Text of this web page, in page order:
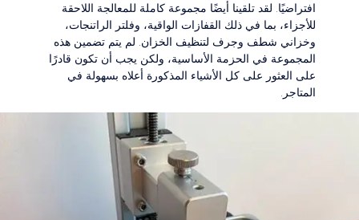
افتراضيًا. لقد تلقينا أيضًا مجموعة كاملة للمعالجة اللاحقة
للأجزاء، بما في ذلك القفازات الواقية، وفلتر الراتنجات،
وخزاني شطف وجرف لتنظيف الخزان. لم يتم تضمين هذه
المجموعة في الحزمة الأساسية، ولكن يجب أن تكون قادرًا
على العثور على كل الأشياء المذكورة أعلاه بسهولة في
المتاجر.